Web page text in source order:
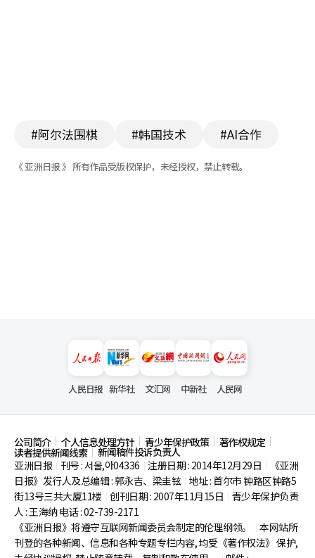
#阿尔法围棋 #韩国技术 #AI合作
《 亚洲日报 》 所有作品受版权保护，未经授权，禁止转载。
人民日报 新华社 文汇网 中新社 人民网
公司简介 个人信息处理方针 青少年保护政策 著作权规定
读者提供新闻线索
新闻稿件投诉负责人
亚洲日报
刊号 : 서울,아04336 注册日期 : 2014年12月29日
《亚洲
日报》发行人及总编辑 : 郭永吉、梁圭铉 地址 : 首尔市钟路区钟路5
街13号三共大厦11楼 创刊日期 : 2007年11月15日
青少年保护负责
人 : 王海纳 电话 : 02-739-2171
《亚洲日报》将遵守互联网新闻委员会制定的伦理纲领。
本网站所
刊登的各种新闻、信息和各种专题专栏内容, 均受《著作权法》 保护,